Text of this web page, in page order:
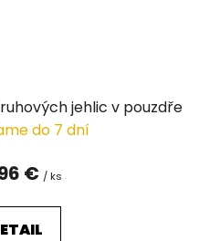
jehlic v pouzdře
do 7 dní
€ / ks